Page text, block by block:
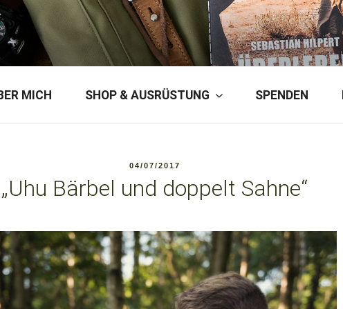
MICH SHOP & AUSRÜSTUNG SPENDEN
VERÖFFENTLICHT
04/07/2017
„Uhu Bärbel und doppelt Sahne“